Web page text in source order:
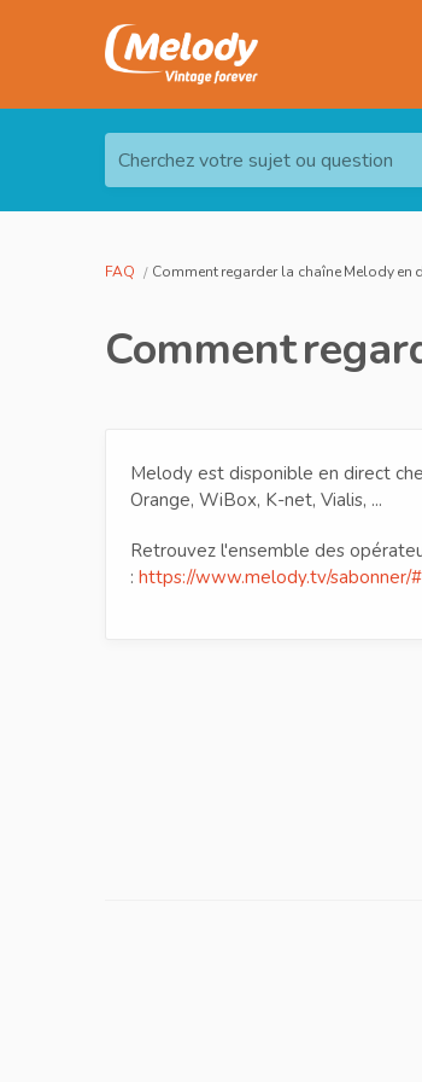
Cherchez votre sujet ou question
FAQ Comment regarder la chaîne Melody en
Comment
Melody est disponible en direct
Orange, WiBox, K-net, Vialis, ...
Retrouvez l'ensemble des
: https://www.melody.tv/sabonner/